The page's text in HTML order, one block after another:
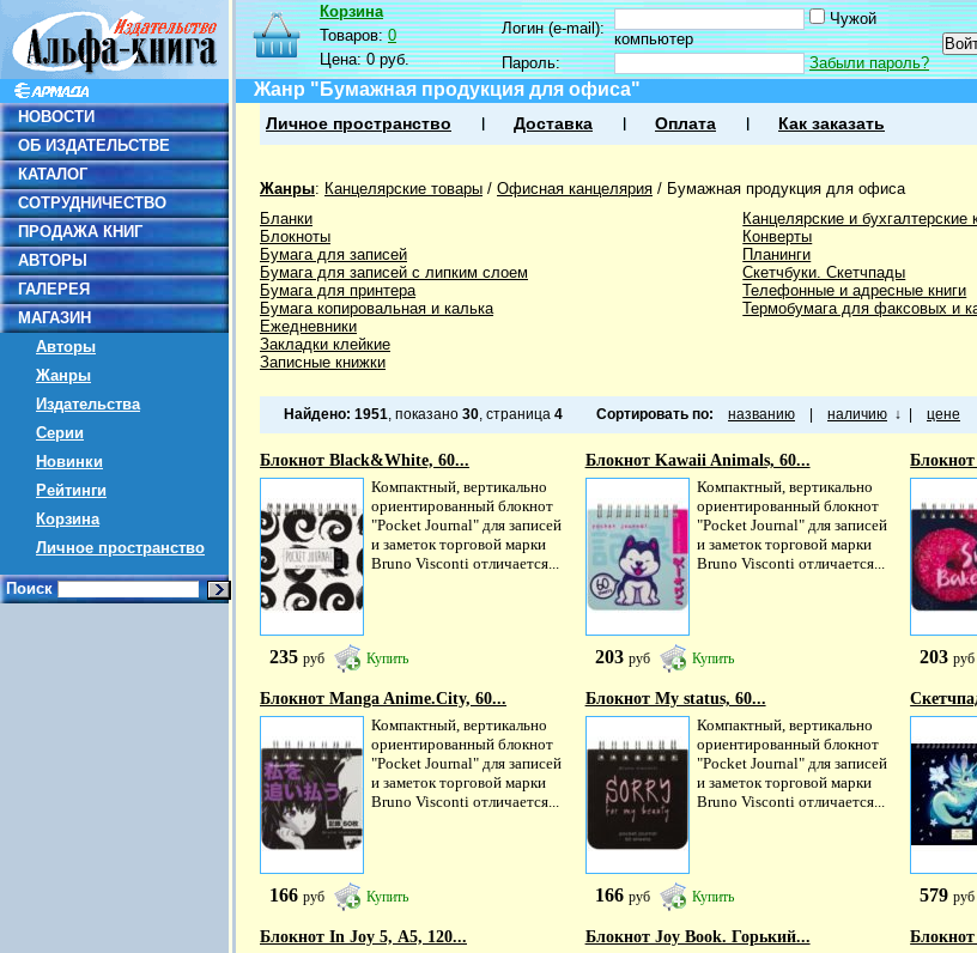
НОВОСТИ
ОБ ИЗДАТЕЛЬСТВЕ
КАТАЛОГ
СОТРУДНИЧЕСТВО
ПРОДАЖА КНИГ
АВТОРЫ
ГАЛЕРЕЯ
МАГАЗИН
Авторы
Жанры
Издательства
Серии
Новинки
Рейтинги
Корзина
Личное пространство
Поиск
Корзина
Товаров:0
Цена:0 руб.
Логин (e-mail):
Чужой
компьютер
Пароль:
Забыли пароль?
Жанр "Бумажная продукция для офиса"
Личное пространство Доставка Оплата Как заказать
Жанры: Канцелярские товары / Офисная канцелярия / Бумажная продукция для офиса
Бланки
Блокноты
Бумага для записей
Бумага для записей с липким слоем
Бумага для принтера
Бумага копировальная и калька
Ежедневники
Закладки клейкие
Записные книжки
Канцелярские и бухгалтерские
Конверты
Планинги
Скетчбуки. Скетчпады
Телефонные и адресные книги
Термобумага для факсовых и
Найдено: 1951, показано 30, страница 4 Сортировать по: названию наличию ↓ цене
Блокнот Black&White, 60...
Компактный, вертикально
ориентированный блокнот
"Pocket Journal" для записей
и заметок торговой марки
Bruno Visconti отличается...
235 руб Купить
Блокнот Kawaii Animals, 60...
Компактный, вертикально
ориентированный блокнот
"Pocket Journal" для записей
и заметок торговой марки
Bruno Visconti отличается...
203 руб Купить 203руб
Блокнот Manga Anime.City, 60...
Компактный, вертикально
ориентированный блокнот
"Pocket Journal" для записей
и заметок торговой марки
Bruno Visconti отличается...
166 руб Купить
Блокнот My status, 60...
Компактный, вертикально
ориентированный блокнот
"Pocket Journal" для записей
и заметок торговой марки
Bruno Visconti отличается...
166 руб Купить 579руб
Блокнот In Joy 5, А5, 120...
Блокнот Joy Book. Горький...
Блокнот